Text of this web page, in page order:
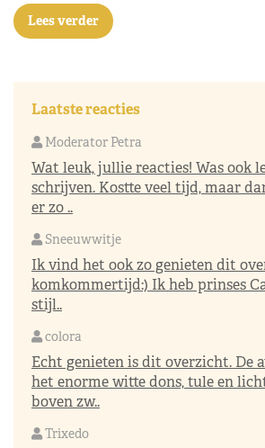
Lees verder
Laatste reacties
Moderator Petra
Wat leuk, jullie reacties! Was ook
schrijven. Kostte veel tijd, maar
er zo ..
Sneeuwwitje
Ik vind het ook zo genieten dit
komkommertijd:) Ik heb prinses
stijl..
colora
Echt genieten is dit overzicht. De
het enorme witte dons, tule en
boven zw..
Trixedo